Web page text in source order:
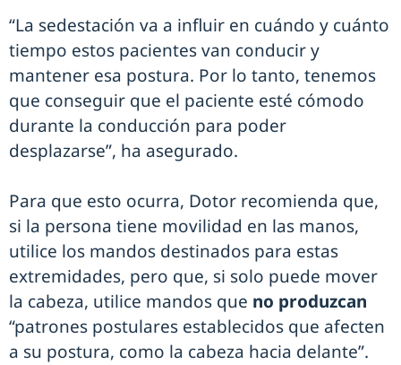
“La sedestación va a influir en cuándo y cuánto
tiempo estos pacientes van conducir y
mantener esa postura. Por lo tanto, tenemos
que conseguir que el paciente esté cómodo
durante la conducción para poder
desplazarse”, ha asegurado.
Para que esto ocurra, Dotor recomienda que,
si la persona tiene movilidad en las manos,
utilice los mandos destinados para estas
extremidades, pero que, si solo puede mover
la cabeza, utilice mandos que no produzcan
“patrones postulares establecidos que afecten
a su postura, como la cabeza hacia delante”.